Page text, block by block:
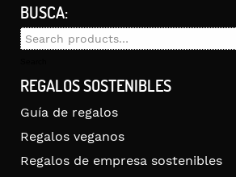
BUSCA:
Search
REGALOS SOSTENIBLES
Guía de regalos
Regalos veganos
Regalos de empresa sostenibles